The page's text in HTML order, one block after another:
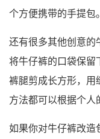
个方便携带的手提包。
还有很多其他创意的
将牛仔裤的口袋保留
裤腿剪成长方形，用
方法都可以根据个人
如果你对牛仔裤改造